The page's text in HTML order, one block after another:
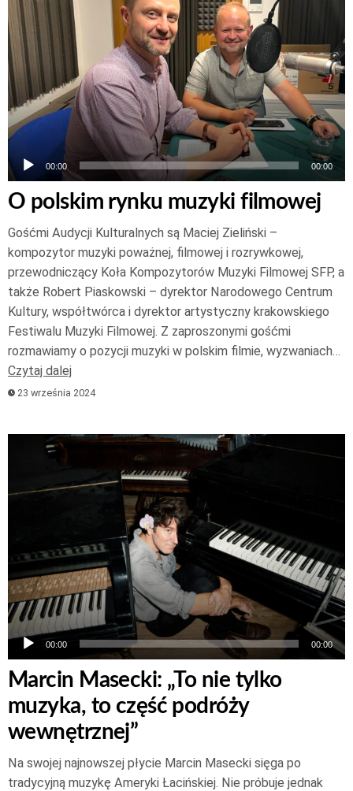
dźwiękowych
00:00 00:00
O polskim rynku muzyki filmowej
Gośćmi Audycji Kulturalnych są Maciej Zieliński –
kompozytor muzyki poważnej, filmowej i rozrywkowej,
przewodniczący Koła Kompozytorów Muzyki Filmowej SFP, a
także Robert Piaskowski – dyrektor Narodowego Centrum
Kultury, współtwórca i dyrektor artystyczny krakowskiego
Festiwalu Muzyki Filmowej. Z zaproszonymi gośćmi
rozmawiamy o pozycji muzyki w polskim filmie, wyzwaniach…
Czytaj dalej
23 września 2024
Odtwarzacz
dźwiękowych
00:00 00:00
Marcin Masecki: „To nie tylko
muzyka, to część podróży
wewnętrznej”
Na swojej najnowszej płycie Marcin Masecki sięga po
tradycyjną muzykę Ameryki Łacińskiej. Nie próbuje jednak